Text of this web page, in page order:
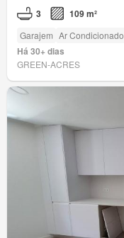
3 109 m²
Garajem Ar Condicionado
Há 30+ dias
GREEN-ACRES